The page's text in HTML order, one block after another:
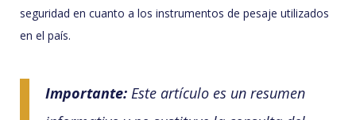
seguridad en cuanto a los instrumentos de pesaje utilizados
en el país.
Importante: Este artículo es un resumen